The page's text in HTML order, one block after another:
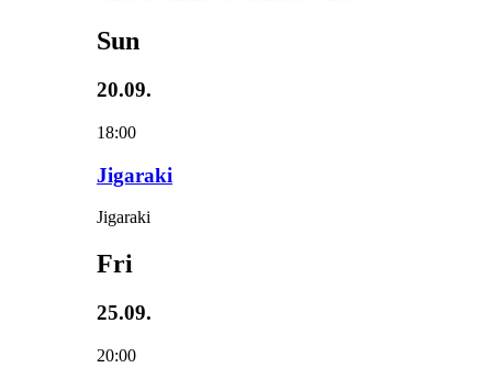
Sun
20.09.
18:00
Jigaraki
Jigaraki
Fri
25.09.
20:00